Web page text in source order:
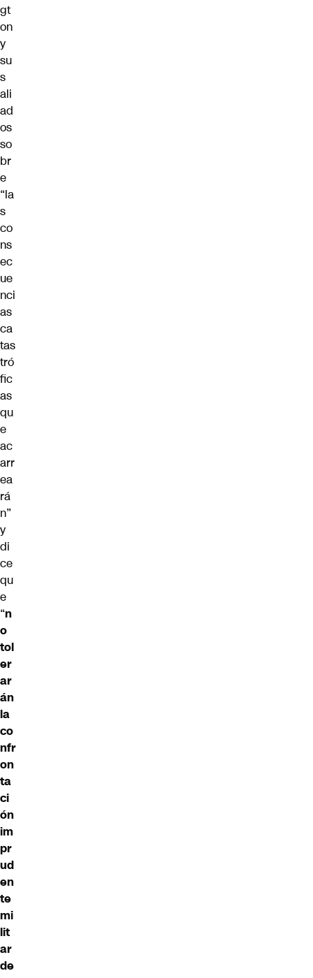
gt
on
y
su
s
ali
ad
os
so
br
e
“la
s
co
ns
ec
ue
nci
as
ca
tas
tró
fic
as
qu
e
ac
arr
ea
rá
n”
y
di
ce
qu
e
“n
o
tol
er
ar
án
la
co
nfr
on
ta
ci
ón
im
pr
ud
en
te
mi
lit
ar
de